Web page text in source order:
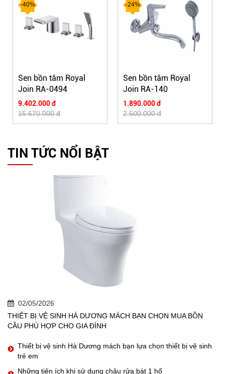
-40%
Sen bồn tắm Royal
Join RA-0494
9.402.000 đ
15.670.000 đ
-24%
Sen bồn tắm Royal
Join RA-140
1.890.000 đ
2.500.000 đ
TIN TỨC NỔI BẬT
02/05/2026
THIẾT BỊ VỆ SINH HÀ DƯƠNG MÁCH BẠN CHỌN MUA BỒN
CẦU PHÙ HỢP CHO GIA ĐÌNH
Thiết bị vệ sinh Hà Dương mách bạn lựa chọn thiết bị vệ sinh
trẻ em
Những tiện ích khi sử dụng chậu rửa bát 1 hố